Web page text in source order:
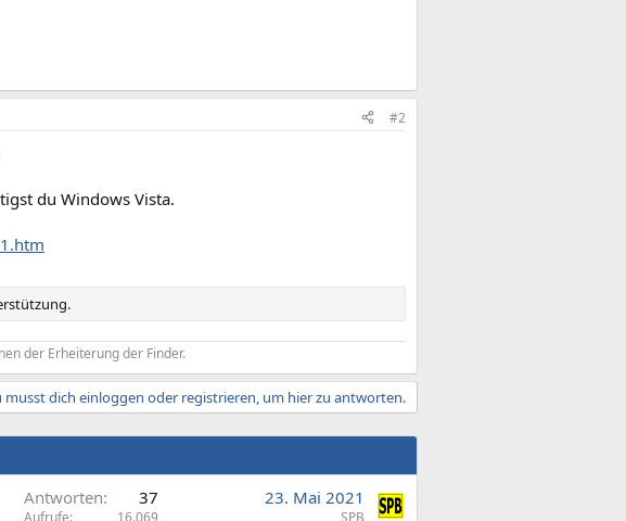
#2
du Windows Vista.
der Erheiterung der Finder.
musst dich einloggen oder registrieren, um hier zu antworten.
Antworten 37
Aufrufe 16.069
23. Mai 2021
SPB